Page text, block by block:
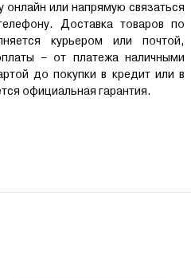
онлайн или напрямую связаться
Доставка товаров по
курьером или почтой,
– от платежа наличными
до покупки в кредит или в
официальная гарантия.